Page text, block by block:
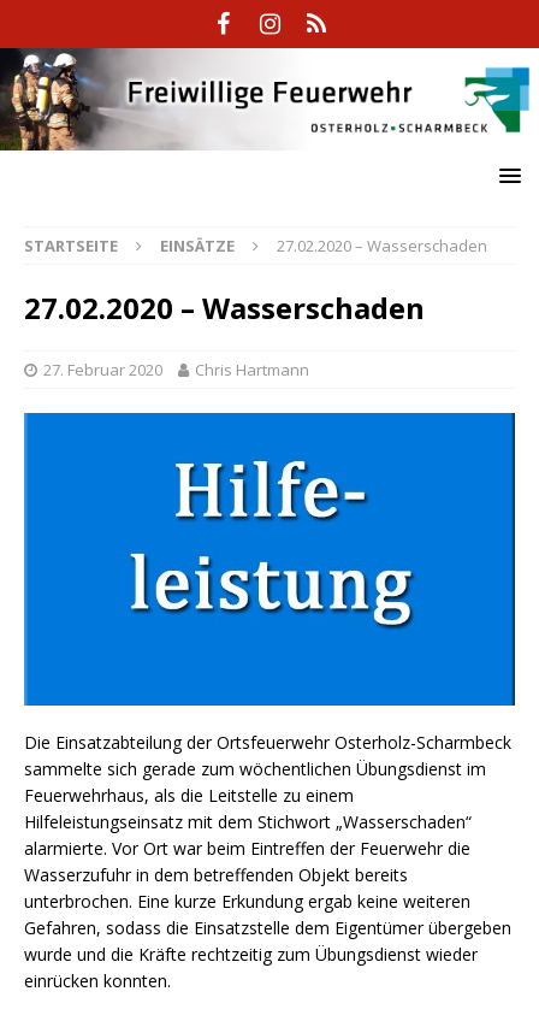
STARTSEITE EINSÄTZE 27.02.2020 – Wasserschaden
27.02.2020 – Wasserschaden
27. Februar 2020 Chris Hartmann
Die Einsatzabteilung der Ortsfeuerwehr Osterholz-Scharmbeck
sammelte sich gerade zum wöchentlichen Übungsdienst im
Feuerwehrhaus, als die Leitstelle zu einem
Hilfeleistungseinsatz mit dem Stichwort „Wasserschaden“
alarmierte. Vor Ort war beim Eintreffen der Feuerwehr die
Wasserzufuhr in dem betreffenden Objekt bereits
unterbrochen. Eine kurze Erkundung ergab keine weiteren
Gefahren, sodass die Einsatzstelle dem Eigentümer übergeben
wurde und die Kräfte rechtzeitig zum Übungsdienst wieder
einrücken konnten.